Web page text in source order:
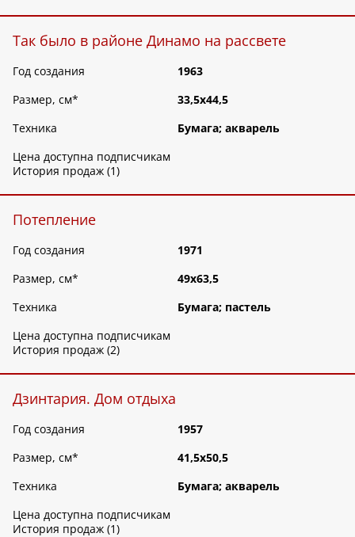
Так было в районе Динамо на рассвете
Год создания
1963
Размер, см*
33,5х44,5
Техника
Бумага; акварель
Цена доступна подписчикам
История продаж (1)
Потепление
Год создания
1971
Размер, см*
49х63,5
Техника
Бумага; пастель
Цена доступна подписчикам
История продаж (2)
Дзинтария. Дом отдыха
Год создания
1957
Размер, см*
41,5х50,5
Техника
Бумага; акварель
Цена доступна подписчикам
История продаж (1)